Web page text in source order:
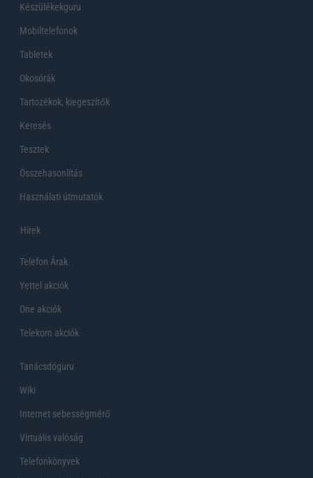
Készülékekguru
Mobiltelefonok
Tabletek
Okosórák
Tartozékok, kiegeszítők
Keresés
Tesztek
Összehasonlítás
Használati útmutatók
Hirek
Telefon Árak
Yettel akciók
One akciók
Telekom akciók
Tanácsdóguru
Wiki
Internet sebességmérő
Virtuális valóság
Telefonkönyvek